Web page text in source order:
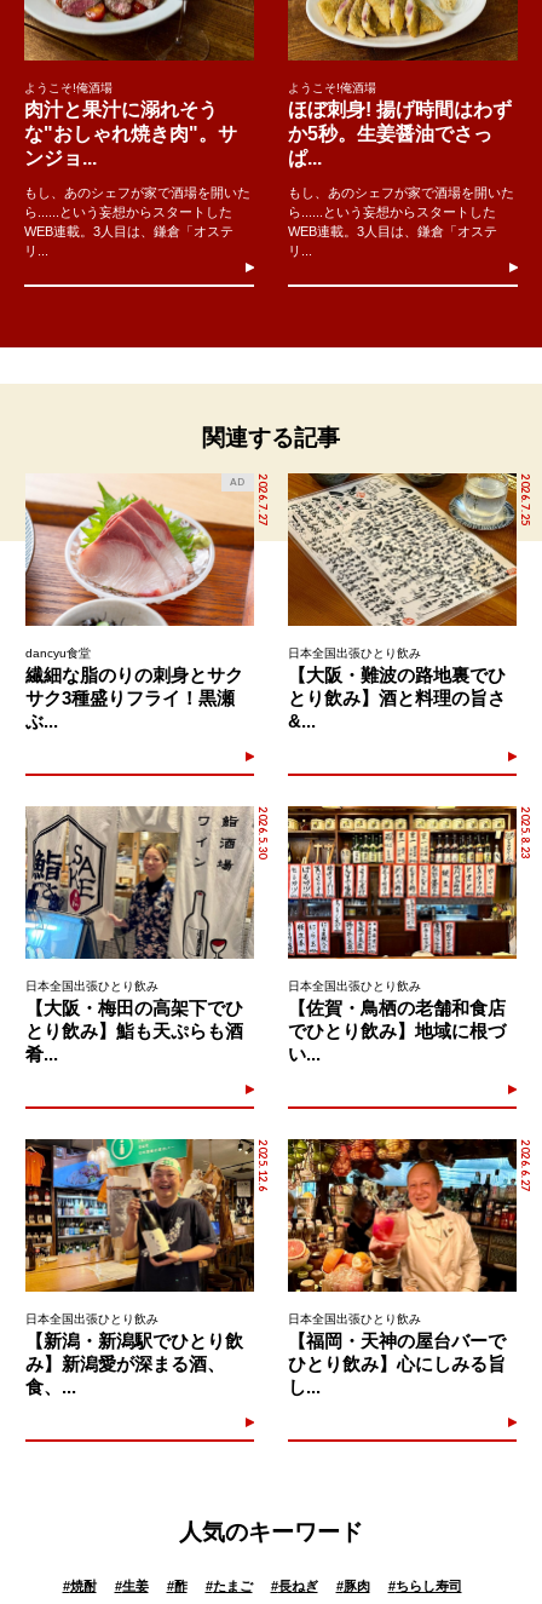
ようこそ!俺酒場
肉汁と果汁に溺れそう
な"おしゃれ焼き肉"。サ
ンジョ...
もし、あのシェフが家で酒場を開いた
ら......という妄想からスタートした
WEB連載。3人目は、鎌倉「オステ
リ...
ようこそ!俺酒場
ほぼ刺身! 揚げ時間はわず
か5秒。生姜醤油でさっ
ぱ...
もし、あのシェフが家で酒場を開いた
ら......という妄想からスタートした
WEB連載。3人目は、鎌倉「オステ
リ...
関連する記事
2026.7.27
AD
dancyu食堂
繊細な脂のりの刺身とサク
サク3種盛りフライ！黒瀬
ぶ...
2026.7.25
日本全国出張ひとり飲み
【大阪・難波の路地裏でひ
とり飲み】酒と料理の旨さ
&...
2026.5.30
日本全国出張ひとり飲み
【大阪・梅田の高架下でひ
とり飲み】鮨も天ぷらも酒
肴...
2025.8.23
日本全国出張ひとり飲み
【佐賀・鳥栖の老舗和食店
でひとり飲み】地域に根づ
い...
2025.12.6
日本全国出張ひとり飲み
【新潟・新潟駅でひとり飲
み】新潟愛が深まる酒、
食、...
2026.6.27
日本全国出張ひとり飲み
【福岡・天神の屋台バーで
ひとり飲み】心にしみる旨
し...
人気のキーワード
#焼酎 #生姜 #酢 #たまご #長ねぎ #豚肉 #ちらし寿司